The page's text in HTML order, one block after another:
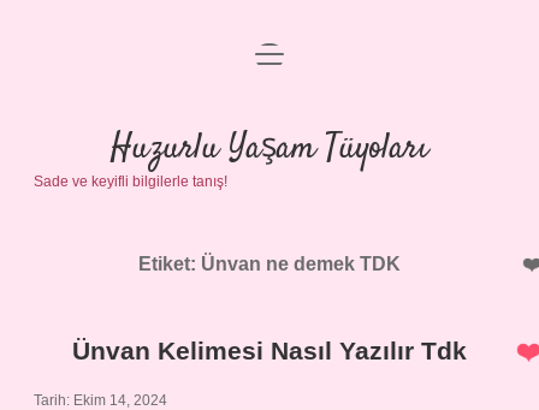
Anasayfa
Gizlilik Politikası
Yasal Uyarı
menüyü
Huzurlu Yaşam Tüyoları
Sade ve keyifli bilgilerle tanış!
Etiket: Ünvan ne demek TDK
Ünvan Kelimesi Nasıl Yazılır Tdk
Tarih: Ekim 14, 2024